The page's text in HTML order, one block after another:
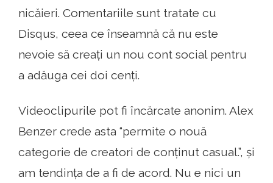
nicăieri. Comentariile sunt tratate cu
Disqus, ceea ce înseamnă că nu este
nevoie să creați un nou cont social pentru
a adăuga cei doi cenți.
Videoclipurile pot fi încărcate anonim. Alex
Benzer crede asta “permite o nouă
categorie de creatori de conținut casual.”, și
am tendința de a fi de acord. Nu e nici un